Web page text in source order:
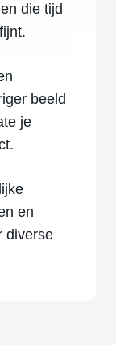
die tijd
beeld
je
en
diverse